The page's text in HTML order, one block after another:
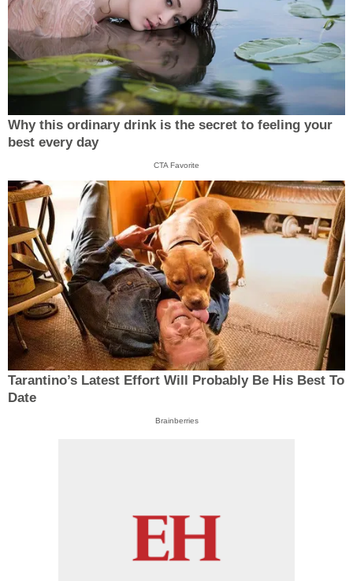
Why this ordinary drink is the secret to feeling your
best every day
CTA Favorite
Tarantino’s Latest Effort Will Probably Be His Best To
Date
Brainberries